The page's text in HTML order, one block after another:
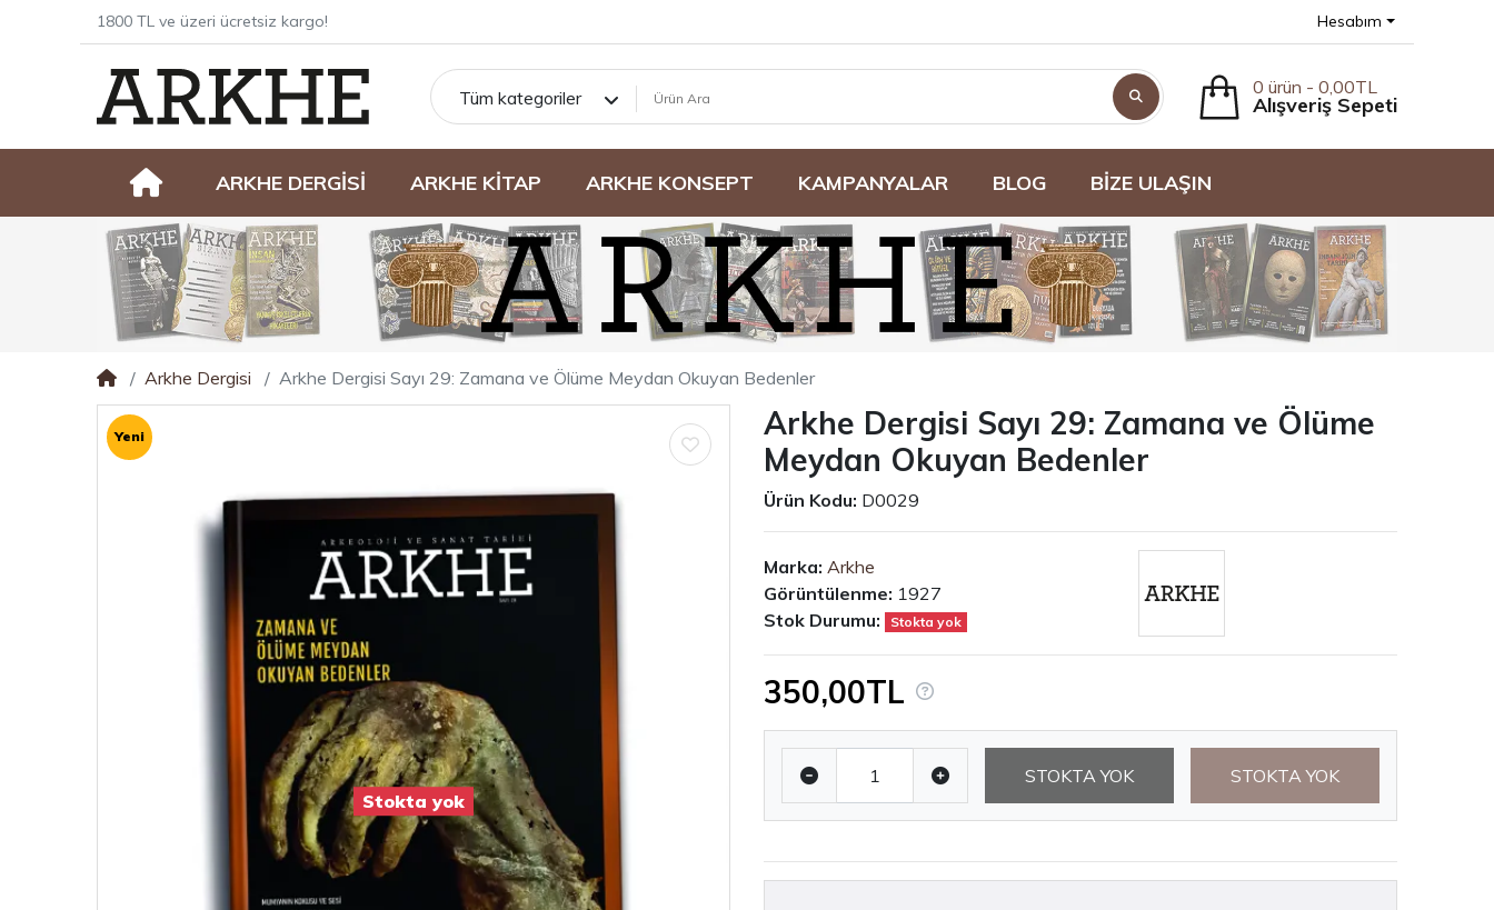
1800 TL ve üzeri ücretsiz kargo! Hesabım
Tüm kategoriler Alışveriş Sepeti
0 ürün - 0,00TL
ARKHE DERGİSİ ARKHE KİTAP ARKHE KONSEPT KAMPANYALAR BLOG BİZE ULAŞIN
Arkhe Dergisi Arkhe Dergisi Sayı 29: Zamana ve Ölüme Meydan Okuyan Bedenler
Yeni
Stokta yok
Arkhe Dergisi Sayı 29: Zamana ve Ölüme
Meydan Okuyan Bedenler
Ürün Kodu: D0029
Marka: Arkhe
Görüntülenme: 1927
Stok Durumu:
Stokta yok
350,00TL
STOKTA YOK STOKTA YOK